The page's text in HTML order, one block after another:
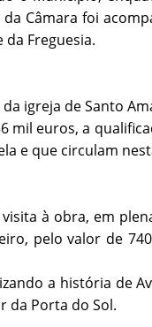
Câmara foi
Freguesia.
igreja de Santo
mil euros, a
e que circulam
à obra, em
pelo valor de
a história de
da Porta do Sol.